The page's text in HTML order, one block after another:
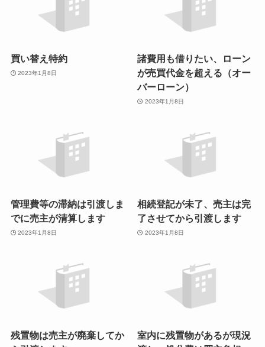
買い替え特約
2023年1月8日
諸費用も借りたい、ローン
が売買代金を超える（オー
バーローン）
2023年1月8日
管理費等の滞納は引渡しま
でに売主が清算します
2023年1月8日
相続登記が未了、売主は完
了させてから引渡します
2023年1月8日
残置物は売主が廃棄してか
室内に残置物があるが現況